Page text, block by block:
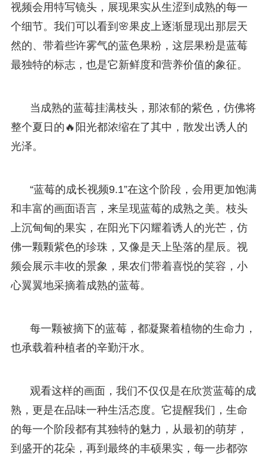
视频会用特写镜头，展现果实从生涩到成熟的每一
个细节。我们可以看到🌸果皮上逐渐显现出那层天
然的、带着些许雾气的蓝色果粉，这层果粉是蓝莓
最独特的标志，也是它新鲜度和营养价值的象征。
当成熟的蓝莓挂满枝头，那浓郁的紫色，仿佛将
整个夏日的🔥阳光都浓缩在了其中，散发出诱人的
光泽。
“蓝莓的成长视频9.1”在这个阶段，会用更加饱满
和丰富的画面语言，来呈现蓝莓的成熟之美。枝头
上沉甸甸的果实，在阳光下闪耀着诱人的光芒，仿
佛一颗颗紫色的珍珠，又像是天上坠落的星辰。视
频会展示丰收的景象，果农们带着喜悦的笑容，小
心翼翼地采摘着成熟的蓝莓。
每一颗被摘下的蓝莓，都凝聚着植物的生命力，
也承载着种植者的辛勤汗水。
观看这样的画面，我们不仅仅是在欣赏蓝莓的成
熟，更是在品味一种生活态度。它提醒我们，生命
的每一个阶段都有其独特的魅力，从最初的萌芽，
到盛开的花朵，再到最终的丰硕果实，每一步都弥